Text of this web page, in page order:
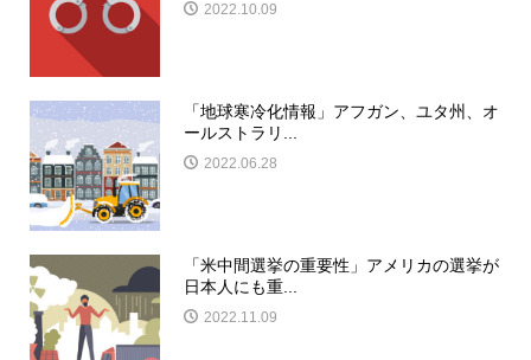
2022.10.09
「地球寒冷化情報」アフガン、ユタ州、オ
ールストラリ...
2022.06.28
「米中間選挙の重要性」アメリカの選挙が
日本人にも重...
2022.11.09